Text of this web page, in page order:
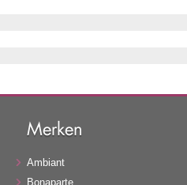
Merken
Ambiant
Bonaparte